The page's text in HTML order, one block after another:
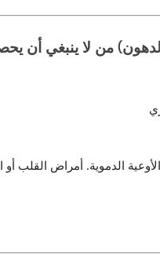
من لا ينبغي أن
الدموية. أمراض القلب أو